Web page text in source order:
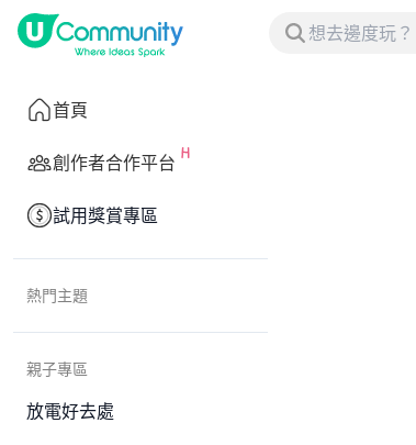
首頁
創作者合作平台
試用獎賞專區
熱門主題
親子專區
放電好去處